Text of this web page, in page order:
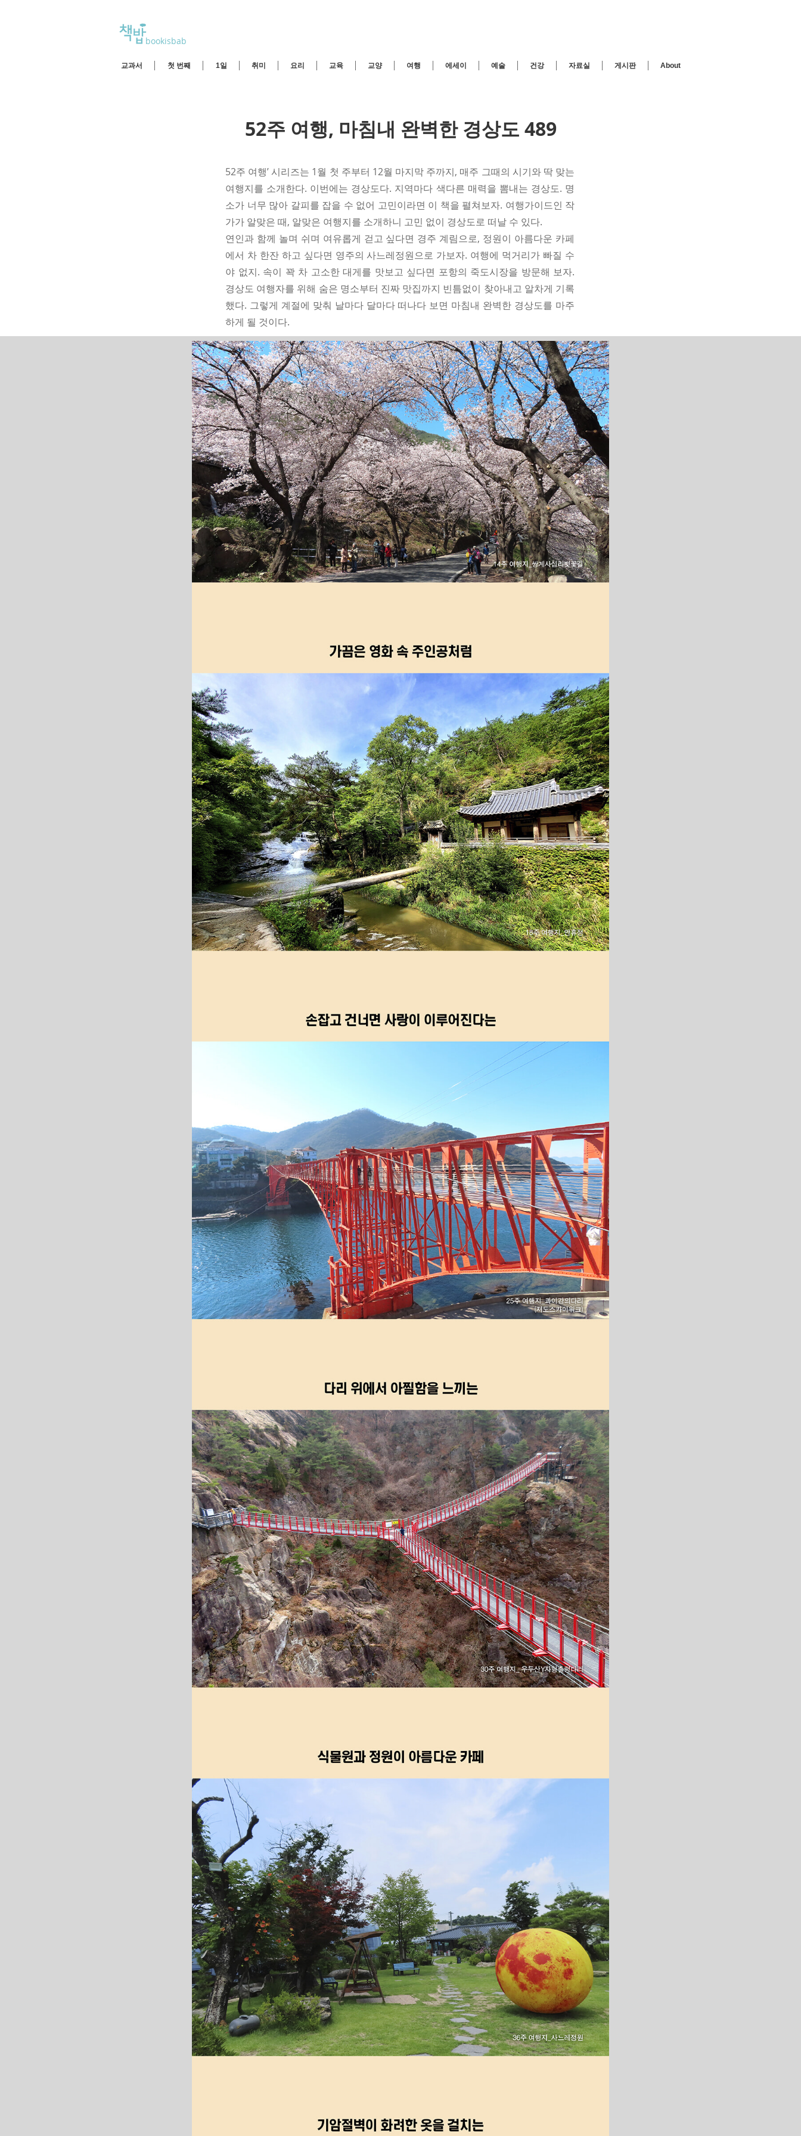
bookisbab
교과서 첫 번째 1일 취미 요리 교육 교양 여행 에세이 예술 건강 자료실 게시판 About
52주 여행, 마침내 완벽한 경상도 489
52주 여행’ 시리즈는 1월 첫 주부터 12월 마지막 주까지, 매주 그때의 시기와 딱 맞는
여행지를 소개한다. 이번에는 경상도다. 지역마다 색다른 매력을 뽐내는 경상도. 명
소가 너무 많아 갈피를 잡을 수 없어 고민이라면 이 책을 펼쳐보자. 여행가이드인 작
가가 알맞은 때, 알맞은 여행지를 소개하니 고민 없이 경상도로 떠날 수 있다.
연인과 함께 놀며 쉬며 여유롭게 걷고 싶다면 경주 계림으로, 정원이 아름다운 카페
에서 차 한잔 하고 싶다면 영주의 사느레정원으로 가보자. 여행에 먹거리가 빠질 수
야 없지. 속이 꽉 차 고소한 대게를 맛보고 싶다면 포항의 죽도시장을 방문해 보자.
경상도 여행자를 위해 숨은 명소부터 진짜 맛집까지 빈틈없이 찾아내고 알차게 기록
했다. 그렇게 계절에 맞춰 날마다 달마다 떠나다 보면 마침내 완벽한 경상도를 마주
하게 될 것이다.